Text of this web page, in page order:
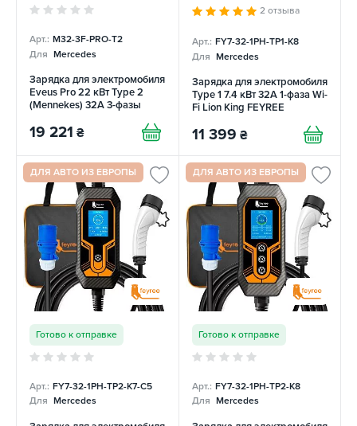
Арт.: M32-3F-PRO-T2
Для Mercedes
Зарядка для электромобиля
Eveus Pro 22 кВт Type 2
(Mennekes) 32А 3-фазы
19 221 ₴
2 отзыва
Арт.: FY7-32-1PH-TP1-K8
Для Mercedes
Зарядка для электромобиля
Type 1 7.4 кВт 32А 1-фаза Wi-
Fi Lion King FEYREE
11 399 ₴
ДЛЯ АВТО ИЗ ЕВРОПЫ
Готово к отправке
Арт.: FY7-32-1PH-TP2-K7-C5
Для Mercedes
ДЛЯ АВТО ИЗ ЕВРОПЫ
Готово к отправке
Арт.: FY7-32-1PH-TP2-K8
Для Mercedes